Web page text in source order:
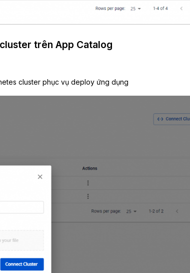
trên App Catalog
cluster phục vụ deploy ứng dụng